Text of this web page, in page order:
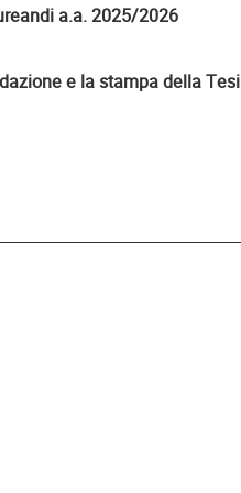
a.a. 2025/2026
e la stampa della Tesi